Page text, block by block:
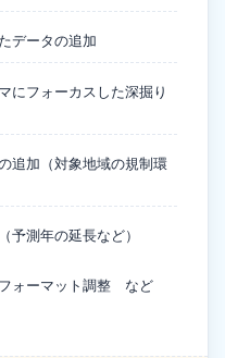
データの追加
にフォーカスした深掘り
追加（対象地域の規制環
予測年の延長など）
ォーマット調整 など